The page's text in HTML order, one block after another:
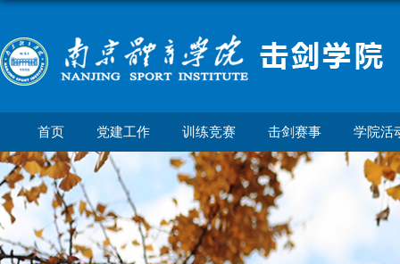
首页 党建工作 训练竞赛 击剑赛事 学院活